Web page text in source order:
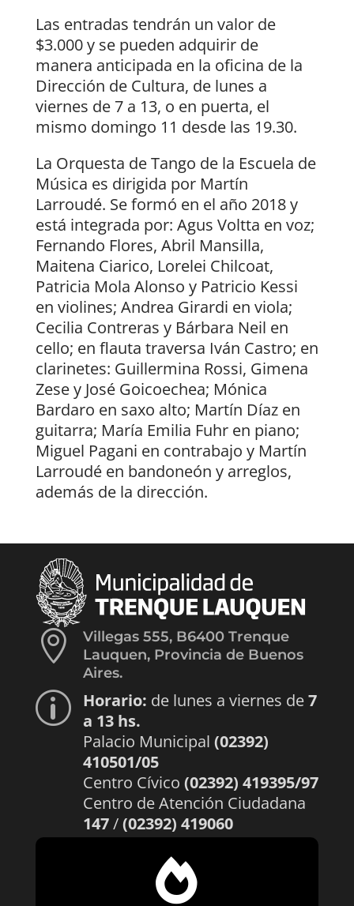
Las entradas tendrán un valor de
$3.000 y se pueden adquirir de
manera anticipada en la oficina de la
Dirección de Cultura, de lunes a
viernes de 7 a 13, o en puerta, el
mismo domingo 11 desde las 19.30.
La Orquesta de Tango de la Escuela de
Música es dirigida por Martín
Larroudé. Se formó en el año 2018 y
está integrada por: Agus Voltta en voz;
Fernando Flores, Abril Mansilla,
Maitena Ciarico, Lorelei Chilcoat,
Patricia Mola Alonso y Patricio Kessi
en violines; Andrea Girardi en viola;
Cecilia Contreras y Bárbara Neil en
cello; en flauta traversa Iván Castro; en
clarinetes: Guillermina Rossi, Gimena
Zese y José Goicoechea; Mónica
Bardaro en saxo alto; Martín Díaz en
guitarra; María Emilia Fuhr en piano;
Miguel Pagani en contrabajo y Martín
Larroudé en bandoneón y arreglos,
además de la dirección.

Villegas 555, B6400 Trenque
Lauquen, Provincia de Buenos
Aires.
p Horario: de lunes a viernes de7
a 13 hs.
Palacio Municipal (02392)
410501/05
Centro Cívico (02392) 419395/97
Centro de Atención Ciudadana
147/(02392) 419060
